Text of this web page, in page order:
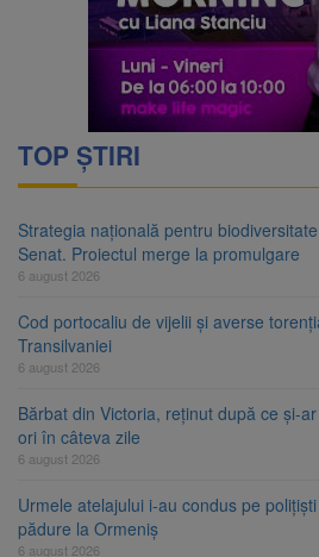
TOP ȘTIRI
Strategia națională pentru
Senat. Proiectul merge la promulgare
6 august 2026
Cod portocaliu de vijelii și averse
Transilvaniei
6 august 2026
Bărbat din Victoria, reținut după ce și-
ori în câteva zile
6 august 2026
Urmele atelajului i-au condus pe
pădure la Ormeniș
6 august 2026